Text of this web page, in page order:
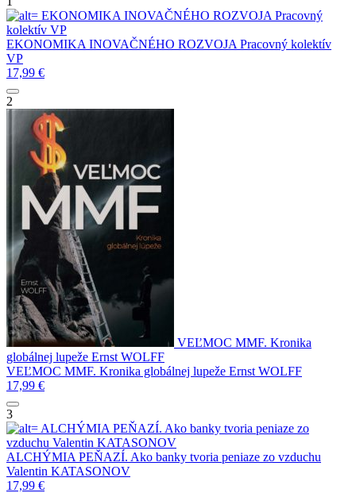
EKONOMIKA INOVAČNÉHO ROZVOJA Pracovný
kolektív VP
EKONOMIKA INOVAČNÉHO ROZVOJA Pracovný kolektív
VP
17,99 €
2
VEĽMOC MMF. Kronika
globálnej lupeže Ernst WOLFF
VEĽMOC MMF. Kronika globálnej lupeže Ernst WOLFF
17,99 €
3
ALCHÝMIA PEŇAZÍ. Ako banky tvoria peniaze zo
vzduchu Valentin KATASONOV
ALCHÝMIA PEŇAZÍ. Ako banky tvoria peniaze zo vzduchu
Valentin KATASONOV
17,99 €